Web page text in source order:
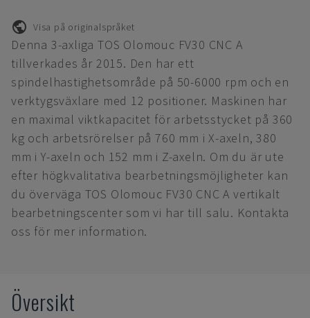
Visa på originalspråket
Denna 3-axliga TOS Olomouc FV30 CNC A
tillverkades år 2015. Den har ett
spindelhastighetsområde på 50-6000 rpm och en
verktygsväxlare med 12 positioner. Maskinen har
en maximal viktkapacitet för arbetsstycket på 360
kg och arbetsrörelser på 760 mm i X-axeln, 380
mm i Y-axeln och 152 mm i Z-axeln. Om du är ute
efter högkvalitativa bearbetningsmöjligheter kan
du överväga TOS Olomouc FV30 CNC A vertikalt
bearbetningscenter som vi har till salu. Kontakta
oss för mer information.
Översikt